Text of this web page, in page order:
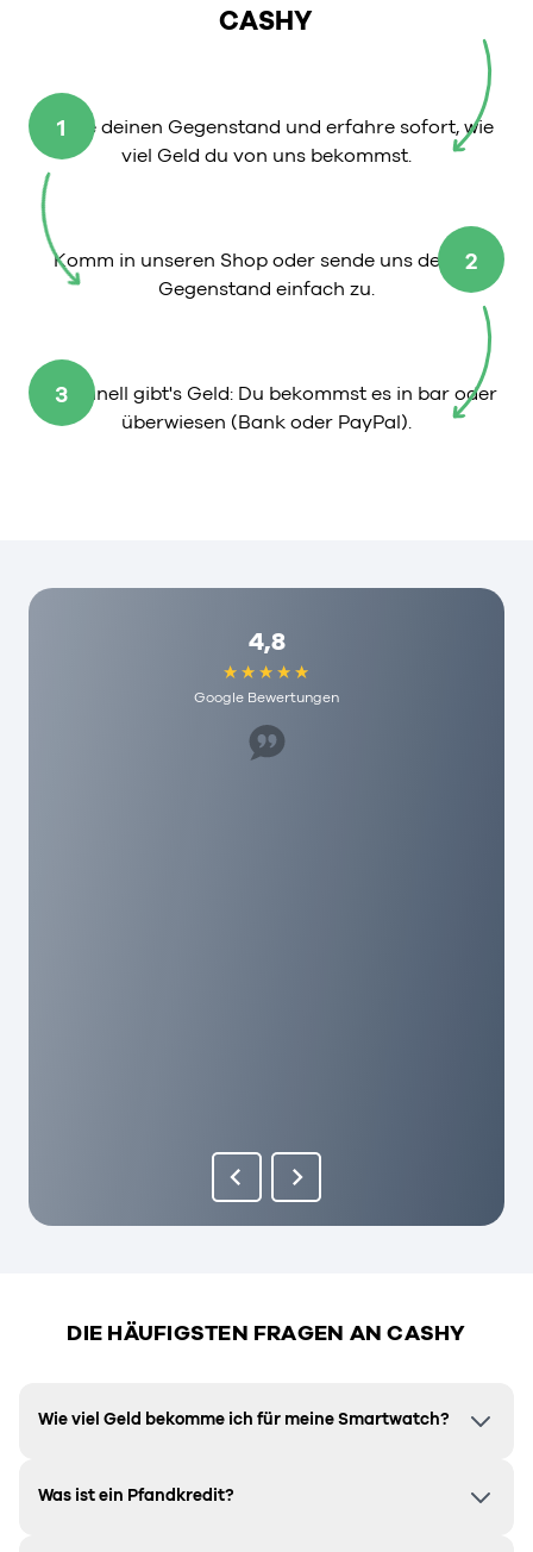
CASHY
1
Wähle deinen Gegenstand und erfahre sofort, wie
viel Geld du von uns bekommst.
2
Komm in unseren Shop oder sende uns deinen
Gegenstand einfach zu.
3
So schnell gibt's Geld: Du bekommst es in bar oder
überwiesen (Bank oder PayPal).
4,8
Google Bewertungen
DIE HÄUFIGSTEN FRAGEN AN CASHY
Wie viel Geld bekomme ich für meine Smartwatch?
Was ist ein Pfandkredit?